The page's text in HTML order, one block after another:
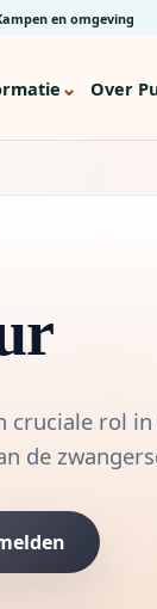
en omgeving
⌄ Over
cruciale rol
de